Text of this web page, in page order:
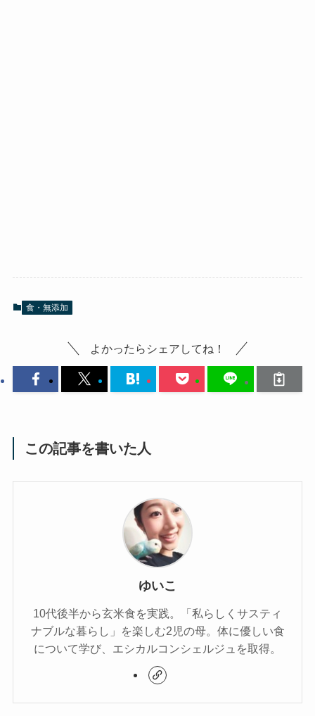
食・無添加
よかったらシェアしてね！
この記事を書いた人
ゆいこ
10代後半から玄米食を実践。「私らしくサスティ
ナブルな暮らし」を楽しむ2児の母。体に優しい食
について学び、エシカルコンシェルジュを取得。